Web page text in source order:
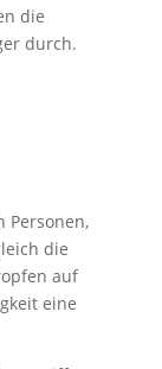
die
durch.
Personen,
die
auf
eine